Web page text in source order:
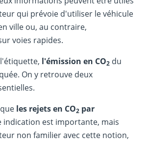
qui prévoie d'utiliser le véhicule
ville ou, au contraire,
voies rapides.
l'émission en CO2du
On y retrouve deux
les rejets en CO2par
indication est importante, mais
non familier avec cette notion,